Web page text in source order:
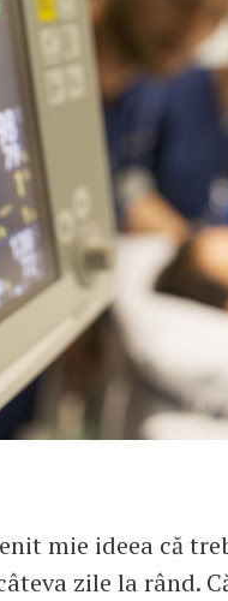
mie ideea că
zile la rând.